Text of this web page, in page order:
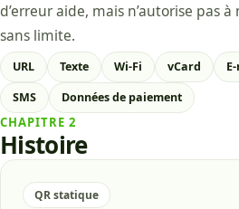
d’erreur aide, mais n’autorise pas
sans limite.
URL Texte Wi-Fi vCard
SMS
Données de paiement
CHAPITRE 2
Histoire
QR statique